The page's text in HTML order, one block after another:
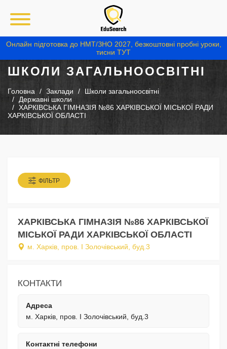
Онлайн підготовка до НМТ/ЗНО 2027, безкоштовні пробні уроки,
тисни ТУТ
ШКОЛИ ЗАГАЛЬНООСВІТНІ
Головна Заклади
Школи загальноосвітні
Державні школи
ХАРКІВСЬКА ГІМНАЗІЯ №86 ХАРКІВСЬКОЇ МІСЬКОЇ РАДИ
ХАРКІВСЬКОЇ ОБЛАСТІ
ФІЛЬТР
ХАРКІВСЬКА ГІМНАЗІЯ №86 ХАРКІВСЬКОЇ
МІСЬКОЇ РАДИ ХАРКІВСЬКОЇ ОБЛАСТІ
м. Харків, пров. І Золочівський, буд.3
КОНТАКТИ
Адреса
м. Харків, пров. І Золочівський, буд.3
Контактні телефони